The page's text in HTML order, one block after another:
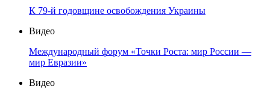
К 79-й годовщине освобождения Украины
Видео
Международный форум «Точки Роста: мир России —
мир Евразии»
Видео